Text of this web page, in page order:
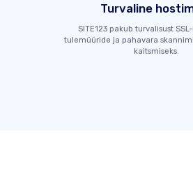
Turvaline
SITE123 pakub turvalisust
tulemüüride ja pahavara
kaitsmiseks.